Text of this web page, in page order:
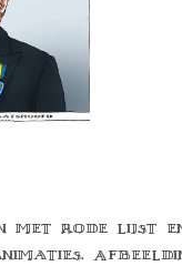
met rode lijst